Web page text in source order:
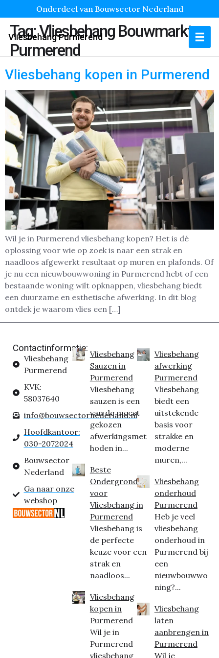
Onderdeel van Bouwsector Nederland
Vliesbehang Purmerend
Tag:Vliesbehang Bouwmarkt
Purmerend
Vliesbehang kopen in Purmerend
Wil je in Purmerend vliesbehang kopen? Het is dé
oplossing voor wie op zoek is naar een strak en
naadloos afgewerkt resultaat op muren en plafonds. Of
je nu een nieuwbouwwoning in Purmerend hebt of een
bestaande woning wilt opknappen, vliesbehang biedt
een duurzame en esthetische afwerking. In dit blog
ontdek je waarom vlies een […]
Contactinformatie:
Vliesbehang
Purmerend
KVK:
58037640
info@bouwsectornederland.nl
Hoofdkantoor:
030-2072024
Bouwsector
Nederland
Ga naar onze
webshop
Vliesbehang
Sauzen in
Purmerend
Vliesbehang
sauzen is een
van de meest
gekozen
afwerkingsmet
hoden in...
Beste
Ondergrond
voor
Vliesbehang in
Purmerend
Vliesbehang is
de perfecte
keuze voor een
strak en
naadloos...
Vliesbehang
kopen in
Purmerend
Wil je in
Purmerend
vliesbehang
Vliesbehang
afwerking
Purmerend
Vliesbehang
biedt een
uitstekende
basis voor
strakke en
moderne
muren,...
Vliesbehang
onderhoud
Purmerend
Heb je veel
vliesbehang
onderhoud in
Purmerend bij
een
nieuwbouwwo
ning?...
Vliesbehang
laten
aanbrengen in
Purmerend
Wil je